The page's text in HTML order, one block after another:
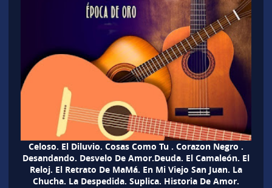
Celoso. El Diluvio. Cosas Como Tu . Corazon Negro .
Desandando. Desvelo De Amor.Deuda. El Camaleón. El
Reloj. El Retrato De MaMá. En Mi Viejo San Juan. La
Chucha. La Despedida. Suplica. Historia De Amor.